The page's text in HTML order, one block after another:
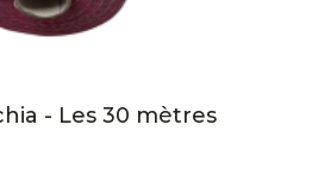
- Les 30 mètres